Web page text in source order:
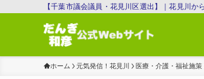
【千葉市議会議員・花見川区選出】｜花見川か
ホーム 元気発信！花見川 医療・介護・福祉施策